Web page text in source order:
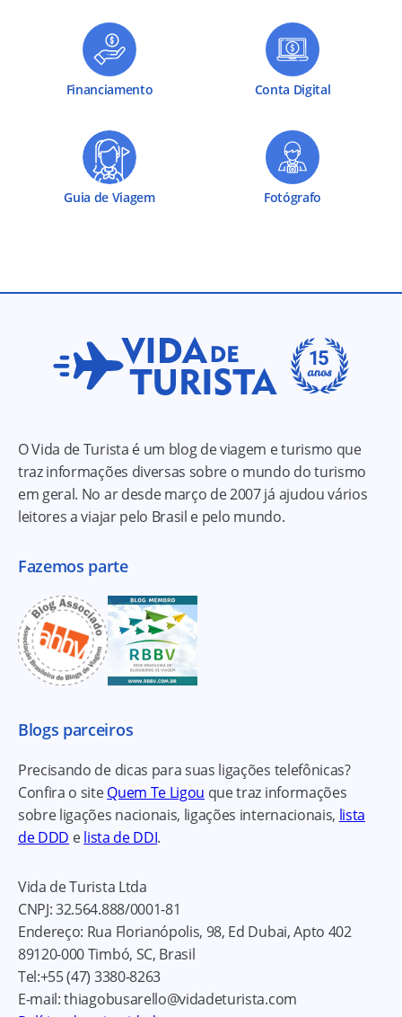
Financiamento Conta Digital
Guia de Viagem Fotógrafo
O Vida de Turista é um blog de viagem e turismo que
traz informações diversas sobre o mundo do turismo
em geral. No ar desde março de 2007 já ajudou vários
leitores a viajar pelo Brasil e pelo mundo.
Fazemos parte
Blogs parceiros
Precisando de dicas para suas ligações telefônicas?
Confira o siteQuem Te Ligou que traz informações
sobre ligações nacionais, ligações internacionais, lista
de DDD elista de DDI.
Vida de Turista Ltda
CNPJ:32.564.888/0001-81
Endereço: Rua Florianópolis, 98, Ed Dubai, Apto 402
89120-000Timbó, SC, Brasil
Tel:+55 (47) 3380-8263
E-mail:thiagobusarello@vidadeturista.com